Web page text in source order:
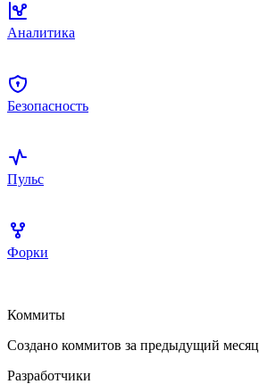
Аналитика
Безопасность
Пульс
Форки
Коммиты
Создано коммитов за предыдущий месяц
Разработчики